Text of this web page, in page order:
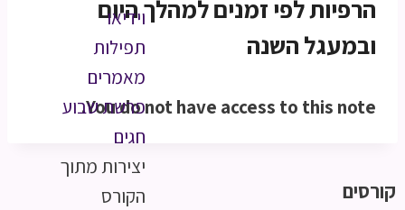
וידיאו
תפילות
מאמרים
פרשת שבוע
חגים
יצירות מתוך
הקורס
הרפיות לפי זמנים למהלך היום
ובמעגל השנה
You do not have access to this note.
קורסים